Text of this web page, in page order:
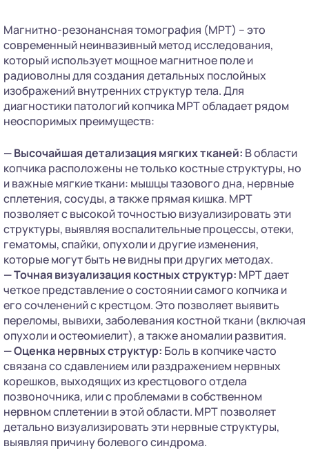
Магнитно-резонансная томография (МРТ) – это
современный неинвазивный метод исследования,
который использует мощное магнитное поле и
радиоволны для создания детальных послойных
изображений внутренних структур тела. Для
диагностики патологий копчика МРТ обладает рядом
неоспоримых преимуществ:
— Высочайшая детализация мягких тканей: В области
копчика расположены не только костные структуры, но
и важные мягкие ткани: мышцы тазового дна, нервные
сплетения, сосуды, а также прямая кишка. МРТ
позволяет с высокой точностью визуализировать эти
структуры, выявляя воспалительные процессы, отеки,
гематомы, спайки, опухоли и другие изменения,
которые могут быть не видны при других методах.
—Точная визуализация костных структур: МРТ дает
четкое представление о состоянии самого копчика и
его сочленений с крестцом. Это позволяет выявить
переломы, вывихи, заболевания костной ткани (включая
опухоли и остеомиелит), а также аномалии развития.
—Оценка нервных структур: Боль в копчике часто
связана со сдавлением или раздражением нервных
корешков, выходящих из крестцового отдела
позвоночника, или с проблемами в собственном
нервном сплетении в этой области. МРТ позволяет
детально визуализировать эти нервные структуры,
выявляя причину болевого синдрома.